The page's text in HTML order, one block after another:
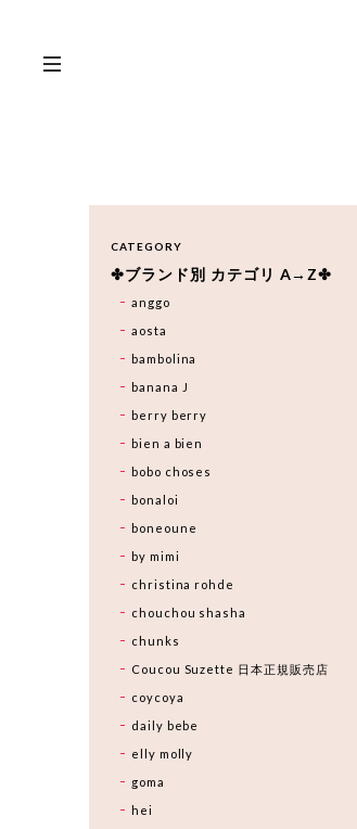
CATEGORY
✤ブランド別 カテゴリ A→Z✤
anggo
aosta
bambolina
banana J
berry berry
bien a bien
bobo choses
bonaloi
boneoune
by mimi
christina rohde
chouchou shasha
chunks
Coucou Suzette 日本正規販売店
coycoya
daily bebe
elly molly
goma
hei